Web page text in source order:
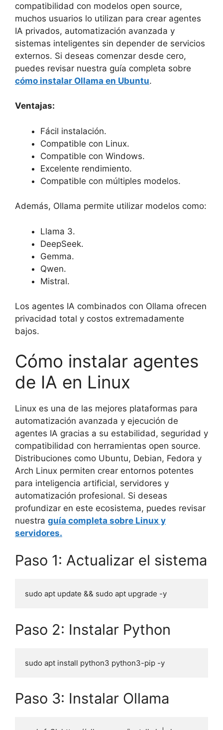
compatibilidad con modelos open source,
muchos usuarios lo utilizan para crear agentes
IA privados, automatización avanzada y
sistemas inteligentes sin depender de servicios
externos. Si deseas comenzar desde cero,
puedes revisar nuestra guía completa sobre
cómo instalar Ollama en Ubuntu.
Ventajas:
Fácil instalación.
Compatible con Linux.
Compatible con Windows.
Excelente rendimiento.
Compatible con múltiples modelos.
Además, Ollama permite utilizar modelos como:
Llama 3.
DeepSeek.
Gemma.
Qwen.
Mistral.
Los agentes IA combinados con Ollama ofrecen
privacidad total y costos extremadamente
bajos.
Cómo instalar agentes
de IA en Linux
Linux es una de las mejores plataformas para
automatización avanzada y ejecución de
agentes IA gracias a su estabilidad, seguridad y
compatibilidad con herramientas open source.
Distribuciones como Ubuntu, Debian, Fedora y
Arch Linux permiten crear entornos potentes
para inteligencia artificial, servidores y
automatización profesional. Si deseas
profundizar en este ecosistema, puedes revisar
nuestra guía completa sobre Linux y
servidores.
Paso 1: Actualizar el sistema
Paso 2: Instalar Python
Paso 3: Instalar Ollama